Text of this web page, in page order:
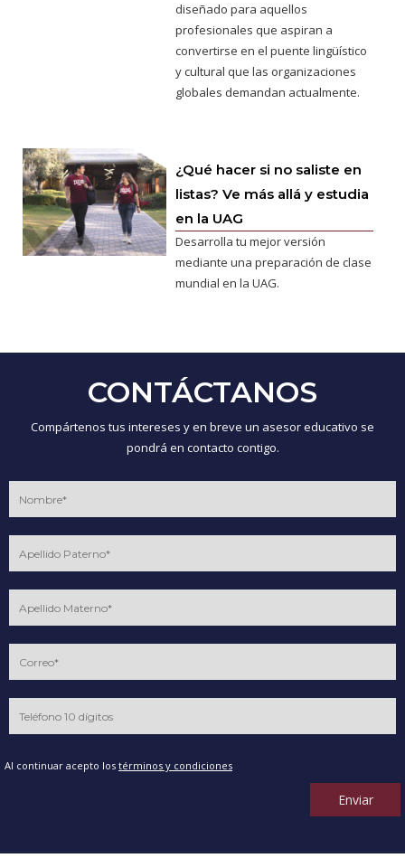
diseñado para aquellos
profesionales que aspiran a
convertirse en el puente lingüístico
y cultural que las organizaciones
globales demandan actualmente.
¿Qué hacer si no saliste en
listas? Ve más allá y estudia
en la UAG
Desarrolla tu mejor versión
mediante una preparación de clase
mundial en la UAG.
CONTÁCTANOS
Compártenos tus intereses y en breve un asesor educativo se
pondrá en contacto contigo.
Al continuar acepto los términos y condiciones
Enviar